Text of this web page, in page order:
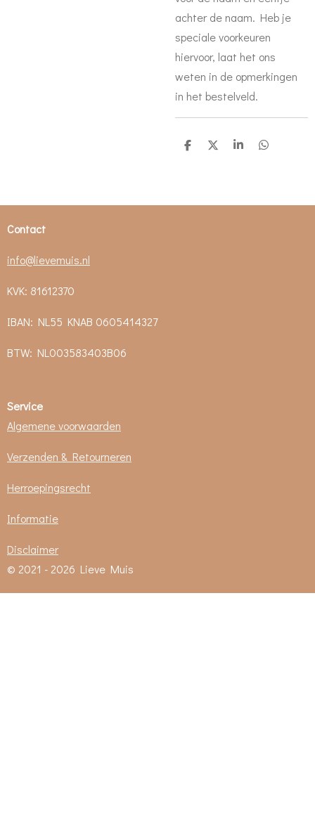
achter de naam. Heb je
speciale voorkeuren
hiervoor, laat het ons
weten in de opmerkingen
in het bestelveld.
D
D
S
D
Contact
info@lievemuis.nl
KVK: 81612370
IBAN: NL55 KNAB 0605414327
BTW: NL003583403B06
Service
Algemene voorwaarden
Verzenden & Retourneren
Herroepingsrecht
Informatie
Disclaimer
© 2021 - 2026 Lieve Muis